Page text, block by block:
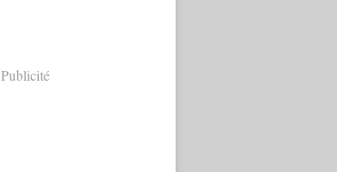
Publicité